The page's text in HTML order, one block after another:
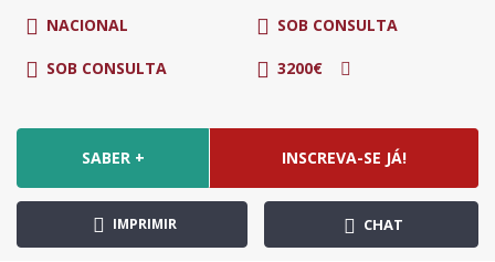
NACIONAL SOB CONSULTA
SOB CONSULTA 3200€
SABER + INSCREVA-SE JÁ!
IMPRIMIR CHAT